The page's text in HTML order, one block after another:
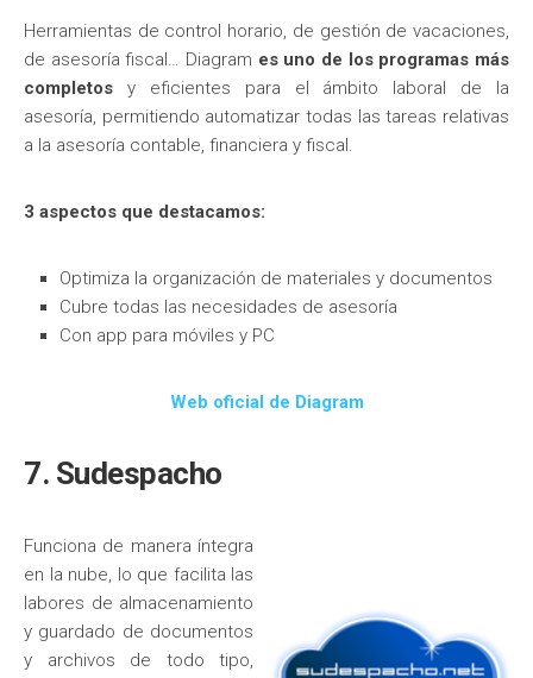
Herramientas de control horario, de gestión de vacaciones,
de asesoría fiscal… Diagram es uno de los programas más
completos y eficientes para el ámbito laboral de la
asesoría, permitiendo automatizar todas las tareas relativas
a la asesoría contable, financiera y fiscal.
3 aspectos que destacamos:
Optimiza la organización de materiales y documentos
Cubre todas las necesidades de asesoría
Con app para móviles y PC
Web oficial de Diagram
7. Sudespacho
Funciona de manera íntegra
en la nube, lo que facilita las
labores de almacenamiento
y guardado de documentos
y archivos de todo tipo,